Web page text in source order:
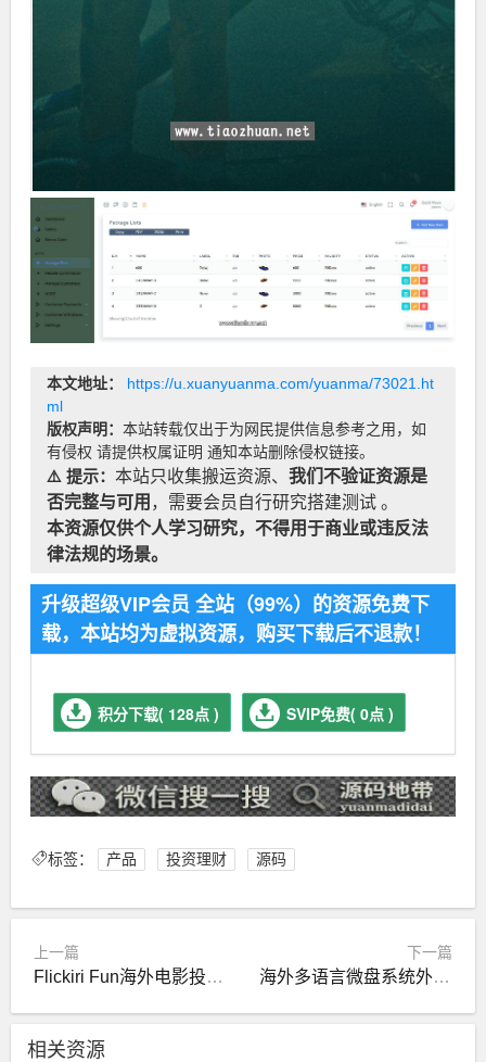
本文地址：
https://u.xuanyuanma.com/yuanma/73021.ht
ml
版权声明： 本站转载仅出于为网民提供信息参考之用，如
有侵权 请提供权属证明 通知本站删除侵权链接。
⚠️ 提示： 本站只收集搬运资源、 我们不验证资源是
否完整与可用 ，需要会员自行研究搭建测试 。
本资源仅供个人学习研究，不得用于商业或违反法
律法规的场景。
升级超级VIP会员 全站（99%）的资源免费下
载，本站均为虚拟资源，购买下载后不退款！
积分下载( 128点 ) SVIP免费( 0点 )
标签： 产品 投资理财 源码
上一篇
Flickiri Fun海外电影投资理财源码前端html+后端PHP
下一篇
海外多语言微盘系统外汇微交易源码
相关资源